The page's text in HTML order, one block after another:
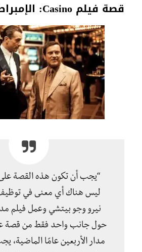
قصة فيلم Casino: الإمبراطورية الضائعة
“يجب أن تكون هذه القصة
ليس هناك أي معنى في
حول جانب واحد فقط من قصة
مدار الأربعين عامًا الماضية،